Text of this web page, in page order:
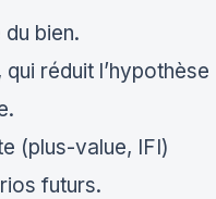
bien.
réduit l’hypothèse
(plus-value, IFI)
futurs.